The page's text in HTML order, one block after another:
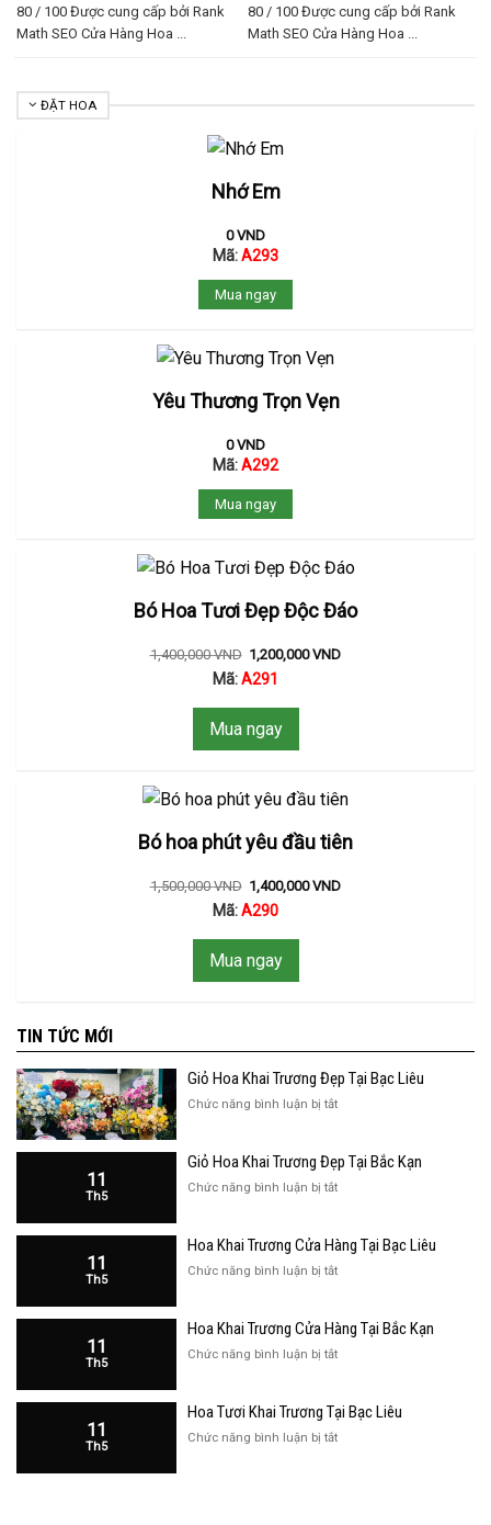
80 / 100 Được cung cấp bởi Rank
Math SEO Cửa Hàng Hoa ...
80 / 100 Được cung cấp bởi Rank
Math SEO Cửa Hàng Hoa ...
ĐẶT HOA
Nhớ Em
0VND
Mã:A293
Mua ngay
Yêu Thương Trọn Vẹn
0VND
Mã:A292
Mua ngay
Bó Hoa Tươi Đẹp Độc Đáo
1,400,000VND 1,200,000VND
Mã:A291
Mua ngay
Bó hoa phút yêu đầu tiên
1,500,000VND 1,400,000VND
Mã:A290
Mua ngay
TIN TỨC MỚI
Giỏ Hoa Khai Trương Đẹp Tại Bạc Liêu
Chức năng bình luận bị tắtở
Khai
Đẹp
Liêu
11
Th5
Giỏ Hoa Khai Trương Đẹp Tại Bắc Kạn
Chức năng bình luận bị tắtở
Khai
Đẹp
Kạn
11
Th5
Hoa Khai Trương Cửa Hàng Tại Bạc Liêu
Chức năng bình luận bị tắtở
Trương
Hàng
Liêu
11
Th5
Hoa Khai Trương Cửa Hàng Tại Bắc Kạn
Chức năng bình luận bị tắtở
Trương
Hàng
11
Th5
Hoa Tươi Khai Trương Tại Bạc Liêu
Chức năng bình luận bị tắtở